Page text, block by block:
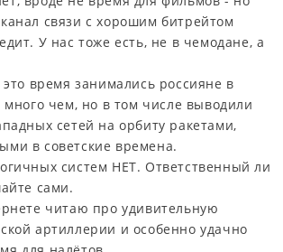
связи с хорошим битрейтом
У нас тоже есть, не в чемодане, а
время занимались россияне в
много чем, но в том числе выводили
сетей на орбиту ракетами,
в советские времена.
систем НЕТ. Ответственный ли
сами.
читаю про удивительную
артиллерии и особенно удачно